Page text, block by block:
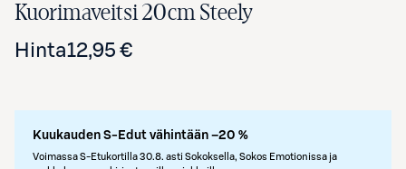
Kuorimaveitsi 20cm Steely
Hinta12,95 €
Kuukauden S-Edut vähintään –20 %
Voimassa S-Etukortilla 30.8. asti Sokoksella, Sokos Emotionissa ja